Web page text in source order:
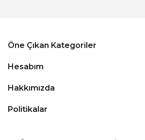
Öne Çıkan Kategoriler
Hesabım
Hakkımızda
Politikalar